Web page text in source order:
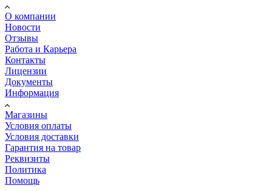
О компании
Новости
Отзывы
Работа и Карьера
Контакты
Лицензии
Документы
Информация
Магазины
Условия оплаты
Условия доставки
Гарантия на товар
Реквизиты
Политика
Помощь